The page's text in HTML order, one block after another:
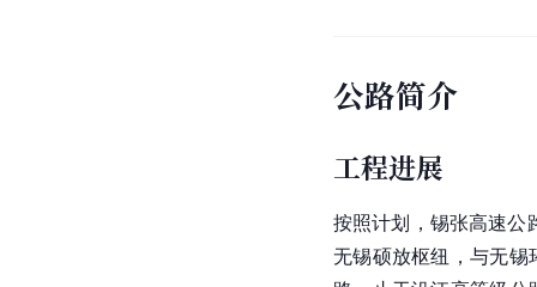
公路简介
工程进展
按照计划，锡张高速公
无锡硕放枢纽，与无锡